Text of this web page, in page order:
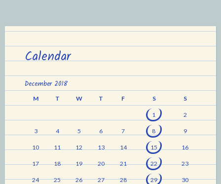
Calendar
December 2018
M T W T F S S
1 2
3 4 5 6 7 8 9
10 11 12 13 14 15 16
17 18 19 20 21 22 23
24 25 26 27 28 29 30